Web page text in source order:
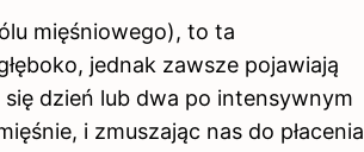
mięśniowego), to ta
jednak zawsze pojawiają
dzień lub dwa po intensywnym
i zmuszając nas do płacenia